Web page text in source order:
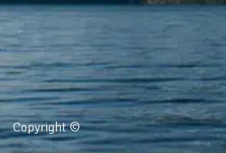
Copyright ©